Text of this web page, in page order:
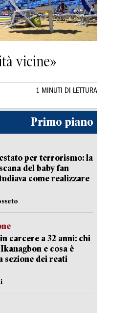
vicine»
1 MINUTI DI LETTURA
Primo piano
per terrorismo: la
del baby fan
come realizzare
carcere a 32 anni: chi
e cosa è
sezione dei reati